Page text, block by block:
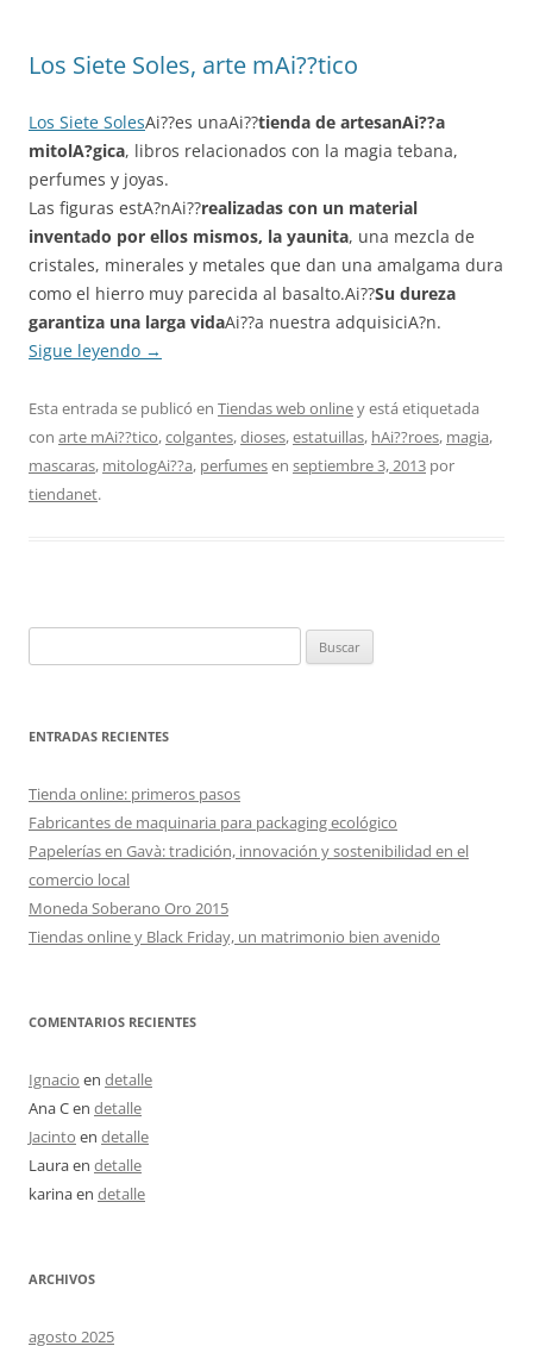
Los Siete Soles, arte mAi??tico
Los Siete SolesAi??es unaAi??tienda de artesanAi??a
mitolA?gica, libros relacionados con la magia tebana,
perfumes y joyas.
Las figuras estA?nAi??realizadas con un material
inventado por ellos mismos, la yaunita, una mezcla de
cristales, minerales y metales que dan una amalgama dura
como el hierro muy parecida al basalto.Ai??Su dureza
garantiza una larga vidaAi??a nuestra adquisiciA?n.
Sigue leyendo →
Esta entrada se publicó en Tiendas web onliney está etiquetada
con arte mAi??tico,colgantes,dioses,estatuillas, hAi??roes, magia,
mascaras, mitologAi??a, perfumesen septiembre 3, 2013 por
tiendanet.
ENTRADAS RECIENTES
Tienda online: primeros pasos
Fabricantes de maquinaria para packaging ecológico
Papelerías en Gavà: tradición, innovación y sostenibilidad en el
comercio local
Moneda Soberano Oro 2015
Tiendas online y Black Friday, un matrimonio bien avenido
COMENTARIOS RECIENTES
Ignacio en detalle
Ana Cen detalle
Jacinto en detalle
Lauraen detalle
karinaen detalle
ARCHIVOS
agosto 2025